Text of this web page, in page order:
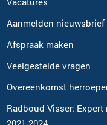
Aanmelden nieuwsbrief
Afspraak maken
Veelgestelde vragen
Overeenkomst
Radboud Visser: